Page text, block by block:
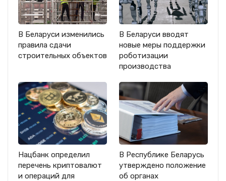
В Беларуси изменились
правила сдачи
строительных объектов
В Беларуси вводят
новые меры поддержки
роботизации
производства
Нацбанк определил
перечень криптовалют
и операций для
В Республике Беларусь
утверждено положение
об органах